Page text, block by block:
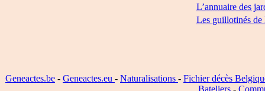
L’annuaire des
Les guillotinés de
Geneactes.be - Geneactes.eu - Naturalisations - Fichier décès